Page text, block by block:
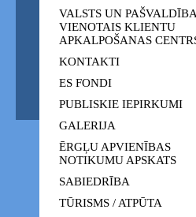
VALSTS UN
VIENOTAIS KLIENTU
APKALPOŠANAS
KONTAKTI
ES FONDI
PUBLISKIE IEPIRKUMI
GALERIJA
ĒRGĻU APVIENĪBAS
NOTIKUMU APSKATS
SABIEDRĪBA
TŪRISMS / ATPŪTA